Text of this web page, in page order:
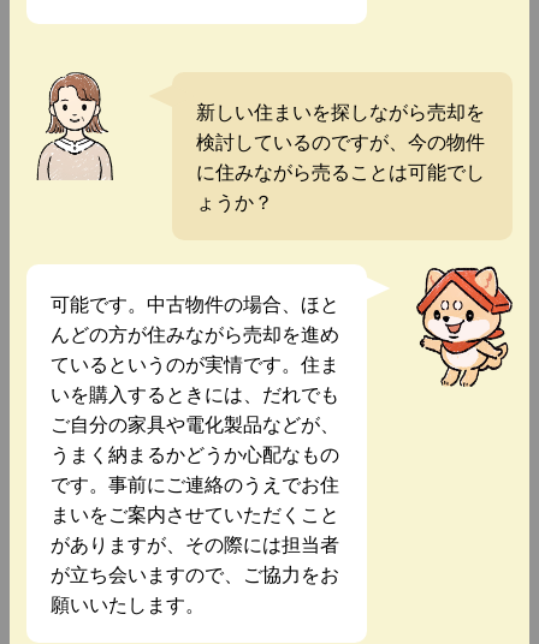
新しい住まいを探しながら売却を
検討しているのですが、今の物件
に住みながら売ることは可能でし
ょうか？
可能です。中古物件の場合、ほと
んどの方が住みながら売却を進め
ているというのが実情です。住ま
いを購入するときには、だれでも
ご自分の家具や電化製品などが、
うまく納まるかどうか心配なもの
です。事前にご連絡のうえでお住
まいをご案内させていただくこと
がありますが、その際には担当者
が立ち会いますので、ご協力をお
願いいたします。